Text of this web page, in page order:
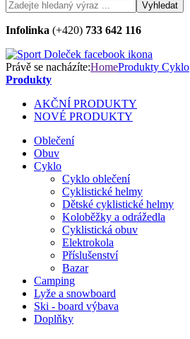
Infolinka (+420) 733 642 116
Právě se nacházíte:HomeProdukty Cyklo
Produkty
AKČNÍ PRODUKTY
NOVÉ PRODUKTY
Oblečení
Obuv
Cyklo
Cyklo oblečení
Cyklistické helmy
Dětské cyklistické helmy
Koloběžky a odrážedla
Cyklistická obuv
Elektrokola
Příslušenství
Bazar
Camping
Lyže a snowboard
Ski - board výbava
Doplňky